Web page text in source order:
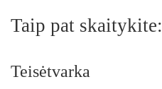
Taip pat skaitykite:
Teisėtvarka